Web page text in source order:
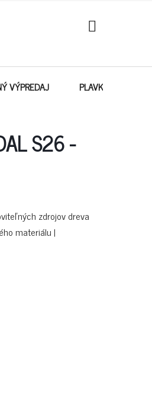
NÁKUPNÝ
KOŠÍK
VÝPREDAJ PLAVKY -
S26 -
zdrojov dreva
materiálu |